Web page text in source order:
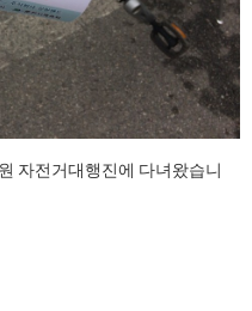
자전거대행진에 다녀왔습니